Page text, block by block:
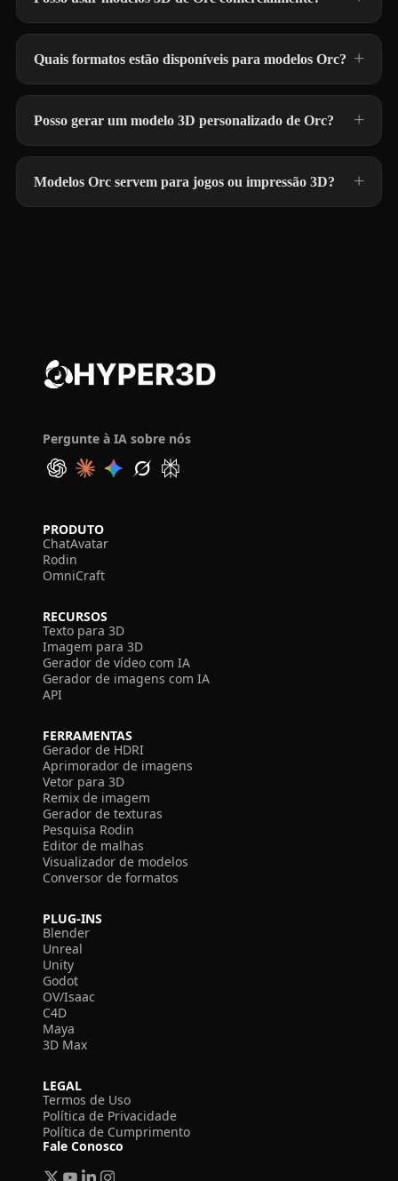
Quais formatos estão disponíveis para modelos Orc?
Posso gerar um modelo 3D personalizado de Orc?
Modelos Orc servem para jogos ou impressão 3D?
Pergunte à IA sobre nós
PRODUTO
ChatAvatar
Rodin
OmniCraft
RECURSOS
Texto para 3D
Imagem para 3D
Gerador de vídeo com IA
Gerador de imagens com IA
API
FERRAMENTAS
Gerador de HDRI
Aprimorador de imagens
Vetor para 3D
Remix de imagem
Gerador de texturas
Pesquisa Rodin
Editor de malhas
Visualizador de modelos
Conversor de formatos
PLUG-INS
Blender
Unreal
Unity
Godot
OV/Isaac
C4D
Maya
3D Max
LEGAL
Termos de Uso
Política de Privacidade
Política de Cumprimento
Fale Conosco